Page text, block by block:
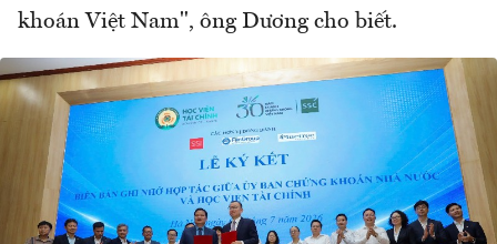
khoán Việt Nam", ông Dương cho biết.